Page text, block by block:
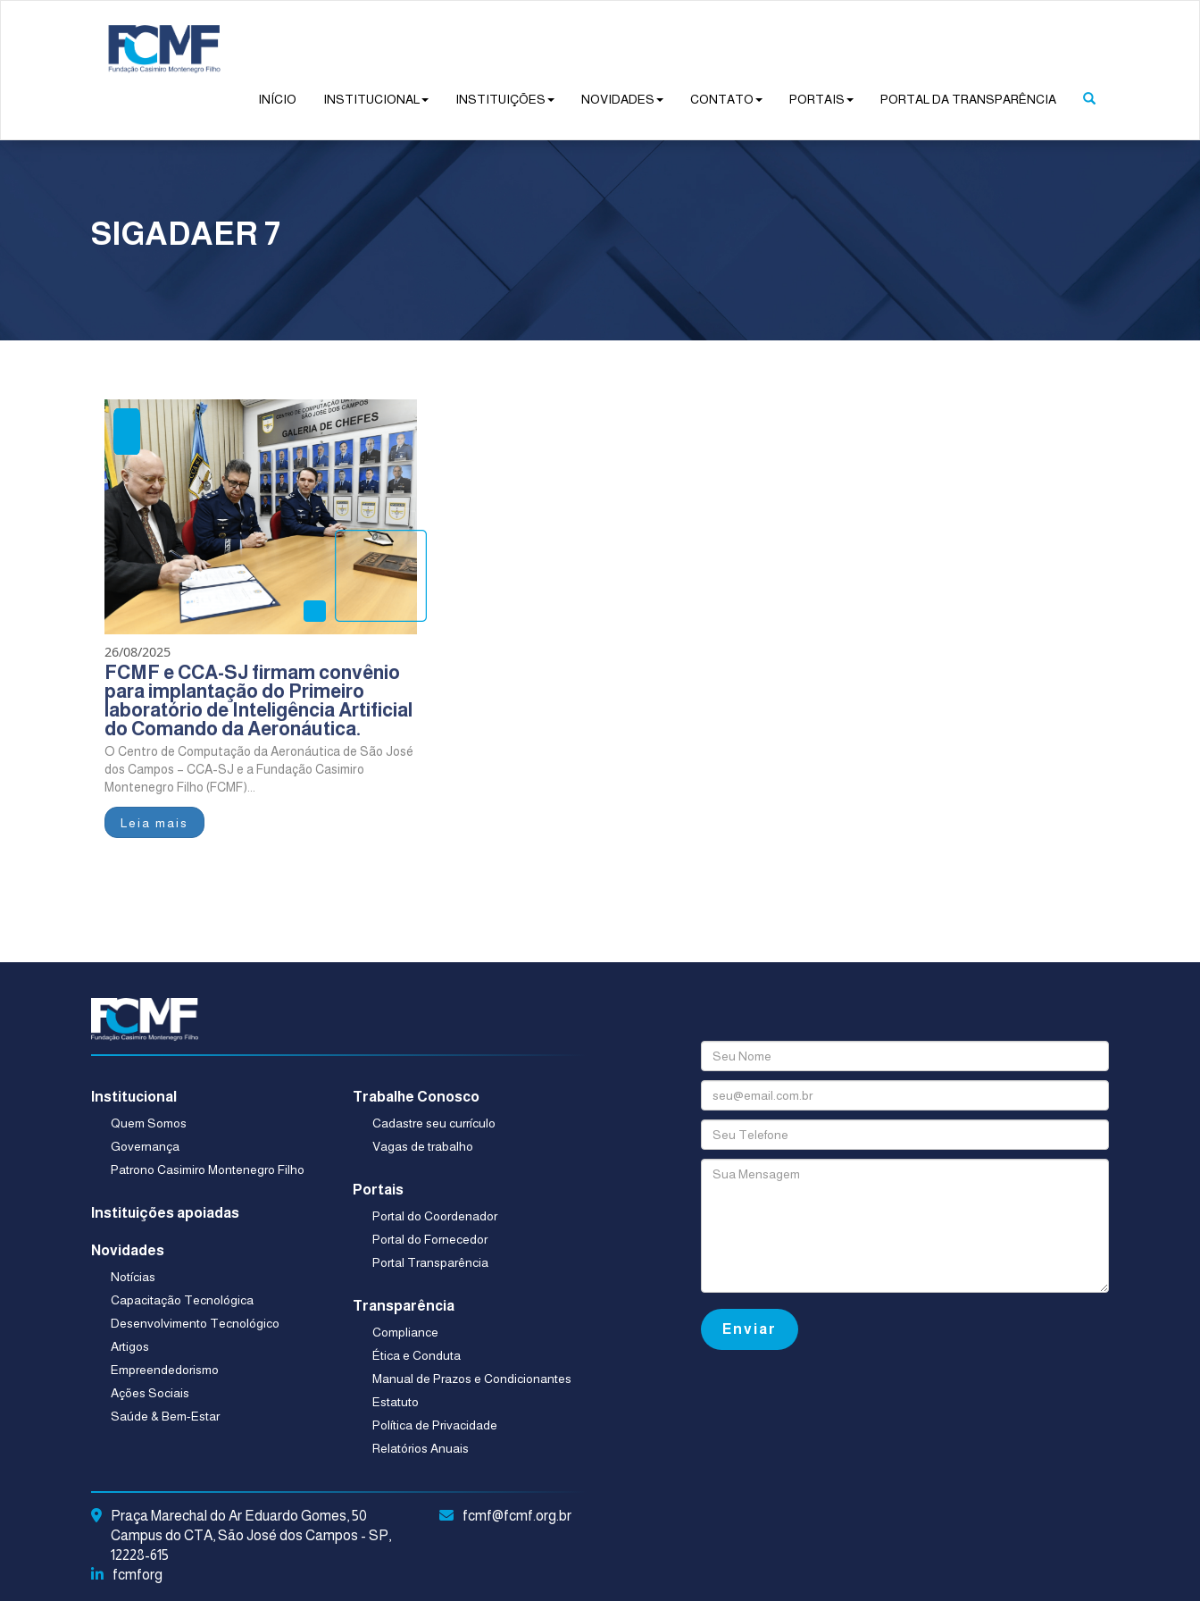
INÍCIO INSTITUCIONAL INSTITUIÇÕES NOVIDADES CONTATO PORTAIS PORTAL DA TRANSPARÊNCIA
SIGADAER 7
26/08/2025
FCMF e CCA-SJ firmam convênio
para implantação do Primeiro
laboratório de Inteligência Artificial
do Comando da Aeronáutica.
O Centro de Computação da Aeronáutica de São José
dos Campos – CCA-SJ e a Fundação Casimiro
Montenegro Filho (FCMF)...
Leia mais
Institucional
Quem Somos
Governança
Patrono Casimiro Montenegro Filho
Instituições apoiadas
Novidades
Notícias
Capacitação Tecnológica
Desenvolvimento Tecnológico
Artigos
Empreendedorismo
Ações Sociais
Saúde & Bem-Estar
Trabalhe Conosco
Cadastre seu currículo
Vagas de trabalho
Portais
Portal do Coordenador
Portal do Fornecedor
Portal Transparência
Transparência
Compliance
Ética e Conduta
Manual de Prazos e Condicionantes
Estatuto
Política de Privacidade
Relatórios Anuais
Praça Marechal do Ar Eduardo Gomes, 50
Campus do CTA, São José dos Campos - SP,
12228-615
fcmforg
fcmf@fcmf.org.br